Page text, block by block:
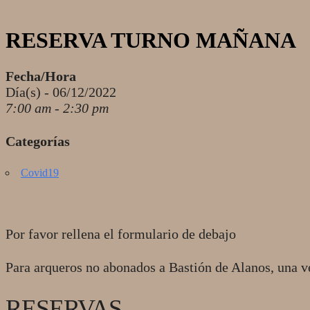
RESERVA TURNO MAÑANA
Fecha/Hora
Día(s) - 06/12/2022
7:00 am - 2:30 pm
Categorías
Covid19
Por favor rellena el formulario de debajo
Para arqueros no abonados a Bastión de Alanos,